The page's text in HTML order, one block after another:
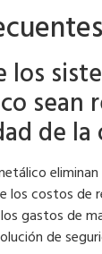
los
sean
de la
los costos de
gastos de
de